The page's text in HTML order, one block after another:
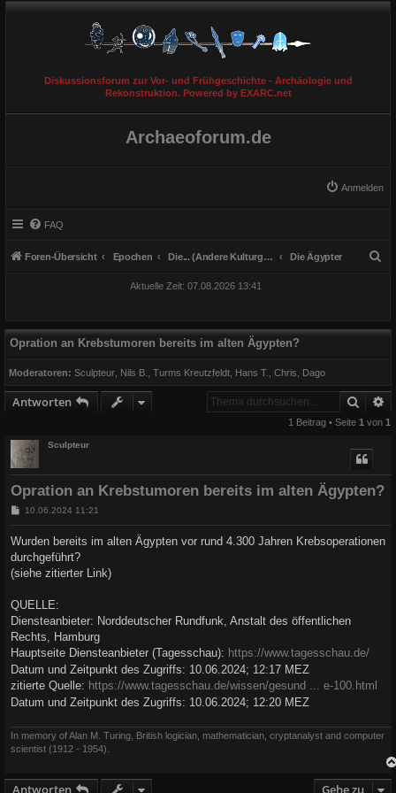
Diskussionsforum zur Vor- und Frühgeschichte - Archäologie und
Rekonstruktion. Powered by EXARC.net
Archaeoforum.de
Anmelden
FAQ
Foren-Übersicht Epochen Die... (Andere Kulturgruppen) Die Ägypter
Aktuelle Zeit: 07.08.2026 13:41
Opration an Krebstumoren bereits im alten Ägypten?
Moderatoren: Sculpteur Nils B. ,Turms Kreutzfeldt Hans T. ,Chris Dago
Antworten Suche
1 Beitrag • Seite 1 von 1
Sculpteur
Opration an Krebstumoren bereits im alten Ägypten?
B
t
r
a
g
10.06.2024 11:21
Wurden bereits im alten Ägypten vor rund 4.300 Jahren Krebsoperationen
durchgeführt?
(siehe zitierter Link)
QUELLE:
Diensteanbieter: Norddeutscher Rundfunk, Anstalt des öffentlichen
Rechts, Hamburg
Hauptseite Diensteanbieter (Tagesschau): https://www.tagesschau.de/
Datum und Zeitpunkt des Zugriffs: 10.06.2024; 12:17 MEZ
zitierte Quelle: https://www.tagesschau.de/wissen/gesund ... e-100.html
Datum und Zeitpunkt des Zugriffs: 10.06.2024; 12:20 MEZ
In memory of Alan M. Turing, British logician, mathematician, cryptanalyst and computer
scientist (1912 - 1954).
Antworten Gehe zu